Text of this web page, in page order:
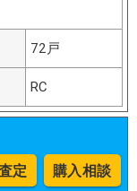
72戸
RC
定 購入相談